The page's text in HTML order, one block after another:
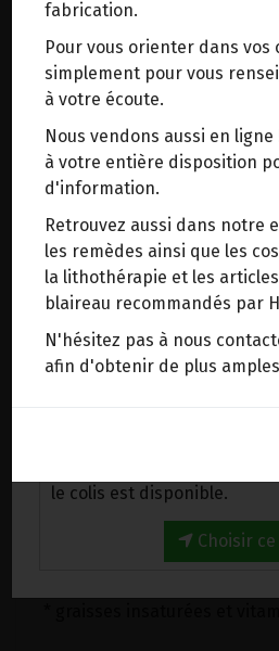
fabrication.
Pour vous orienter dans vos
simplement pour vous
à votre écoute.
Nous vendons aussi en
à votre entière disposition
d'information.
Retrouvez aussi dans notre
les remèdes ainsi que les
la lithothérapie et les
blaireau recommandés par
N'hésitez pas à nous
afin d'obtenir de plus
Venez chercher votre colis
d'enlèvement ou distributeur
points d'enlèvement ou
Merci de signaler dans les
point d'enlèvement choisi.
Sinon, vous pouvez envoyer
point d'enlèvement désiré
recontacterons afin de
lieu de livraison choisi.
Choisir ce
Au magasin de
Venez chercher votre
le colis est disponible.
Choisir
Origine : Italie.
Produit artisanal.
La semoule utilisée pour la
pierre naturelle, qui
nutritionnelles du grain.
Les pâtes Casarecce sont
semoule d'amidonnier
L'amidonnier Dicoccum (ou
certaines caractéristiques
plus grande teneur en sels
Caractéristiques
* teneur élevée en amidon;
* faible teneur en protéines